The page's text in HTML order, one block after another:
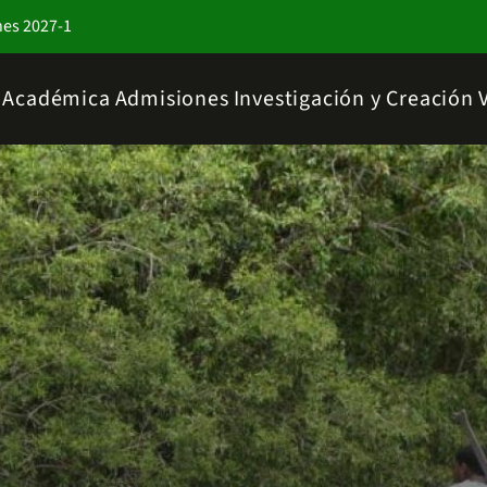
2027-1
Admisiones Investigación y Creación